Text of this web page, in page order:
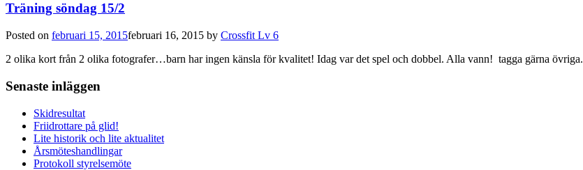
Träning söndag 15/2
Posted on februari 15, 2015februari 16, 2015 by Crossfit Lv 6
2 olika kort från 2 olika fotografer…barn har ingen känsla för kvalitet! Idag var det spel och dobbel. Alla vann! tagga gärna övriga.
Senaste inläggen
Skidresultat
Friidrottare på glid!
Lite historik och lite aktualitet
Årsmöteshandlingar
Protokoll styrelsemöte